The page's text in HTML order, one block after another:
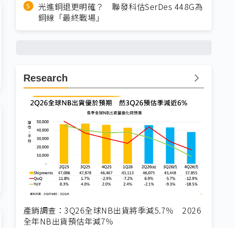
光進銅退更明確？ 聯發科估SerDes 448G為
銅線「最終戰場」
Research
產銷調查：3Q26全球NB出貨將季減5.7％ 2026
全年NB出貨預估年減7％